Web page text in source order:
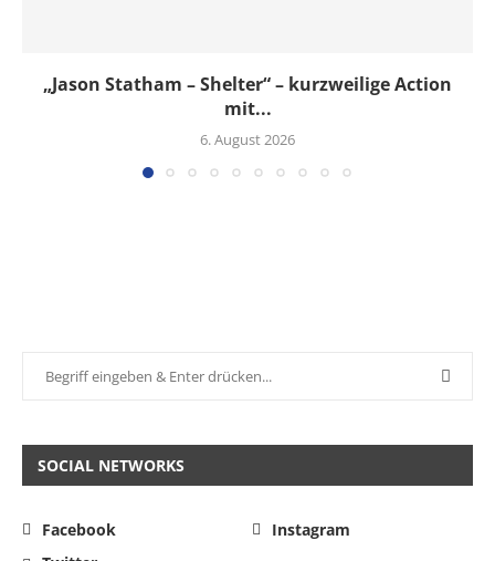
„Jason Statham – Shelter“ – kurzweilige Action
mit...
6. August 2026
SOCIAL NETWORKS
Facebook
Instagram